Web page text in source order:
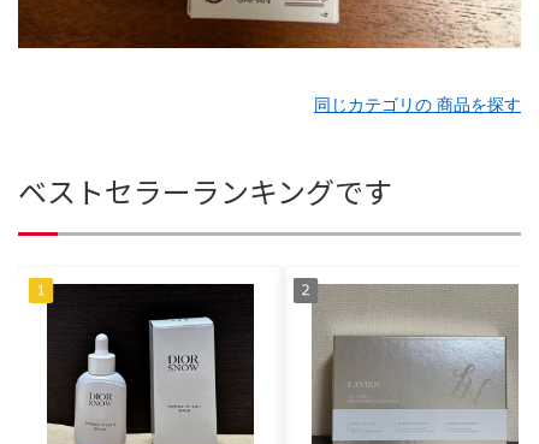
同じカテゴリの 商品を探す
ベストセラーランキングです